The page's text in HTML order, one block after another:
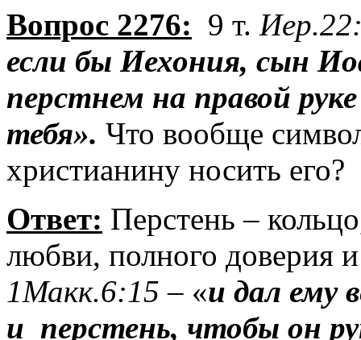
Вопрос 2276: 9 т.
если бы Иехония, сын
перстнем на правой
тебя». Что вообще
христианину носить его?
Ответ: Перстень –
любви, полного доверия
1Макк.6:15 – «и дал ему
и перстень, чтобы он